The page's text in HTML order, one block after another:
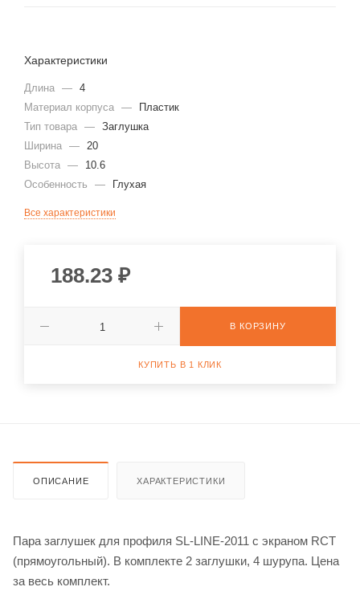
Характеристики
Длина — 4
Материал корпуса —
Пластик
Тип товара — Заглушка
Ширина — 20
Высота —
10.6
Особенность
— Глухая
Все характеристики
188.23 ₽
В КОРЗИНУ
КУПИТЬ В 1 КЛИК
ОПИСАНИЕ ХАРАКТЕРИСТИКИ
Пара заглушек для профиля SL-LINE-2011 с экраном RCT
(прямоугольный). В комплекте 2 заглушки, 4 шурупа. Цена
за весь комплект.